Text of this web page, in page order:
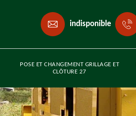
indisponible
POSE ET CHANGEMENT GRILLAGE ET
CLÔTURE 27